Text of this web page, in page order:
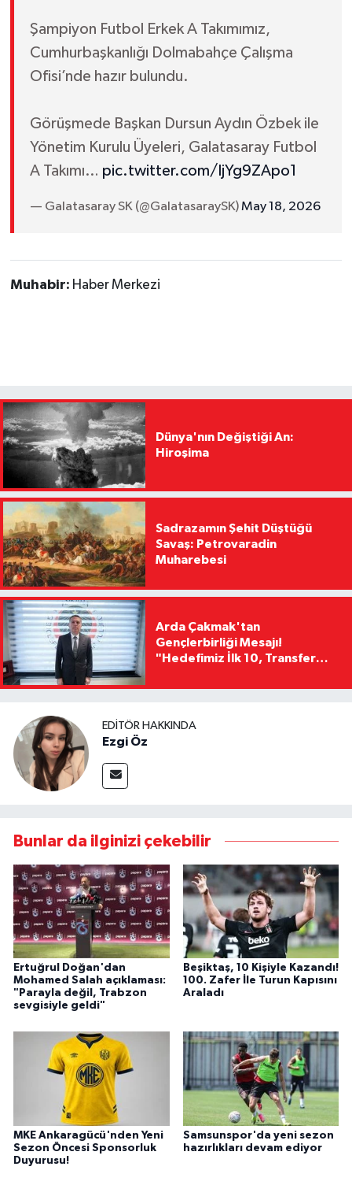
Şampiyon Futbol Erkek A Takımımız,
Cumhurbaşkanlığı Dolmabahçe Çalışma
Ofisi’nde hazır bulundu.
Görüşmede Başkan Dursun Aydın Özbek ile
Yönetim Kurulu Üyeleri, Galatasaray Futbol
A Takımı… pic.twitter.com/IjYg9ZApo1
— Galatasaray SK (@GalatasaraySK)May 18, 2026
Muhabir: Haber Merkezi
Dünya'nın Değiştiği An:
Hiroşima
Sadrazamın Şehit Düştüğü
Savaş: Petrovaradin
Muharebesi
Arda Çakmak'tan
Gençlerbirliği Mesajı!
"Hedefimiz İlk 10, Transfer
Kaldıracağız"
EDITÖR HAKKINDA
Ezgi Öz
Bunlar da ilginizi çekebilir
Ertuğrul Doğan'dan
Mohamed Salah açıklaması:
"Parayla değil, Trabzon
sevgisiyle geldi"
Beşiktaş, 10 Kişiyle Kazandı!
100. Zafer İle Turun Kapısını
Araladı
MKE Ankaragücü'nden Yeni
Sezon Öncesi Sponsorluk
Duyurusu!
Samsunspor'da yeni sezon
hazırlıkları devam ediyor